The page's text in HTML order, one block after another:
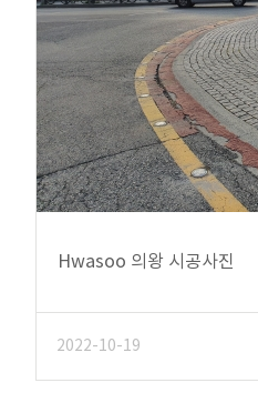
Hwasoo 의왕 시공사진
2022-10-19